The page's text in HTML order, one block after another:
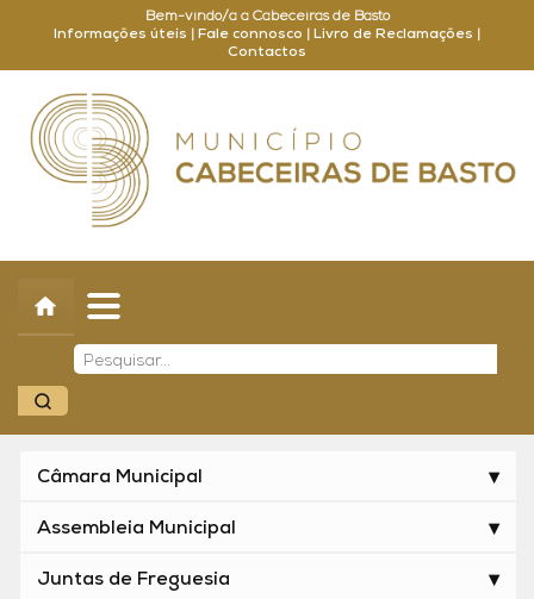
Bem-vindo/a a Cabeceiras de Basto
Informações úteis
Fale connosco Livro de Reclamações
Contactos
Concelho
Município
Turismo
Cultura
Outros
Balcão Online
Câmara Municipal
Assembleia Municipal
Juntas de Freguesia